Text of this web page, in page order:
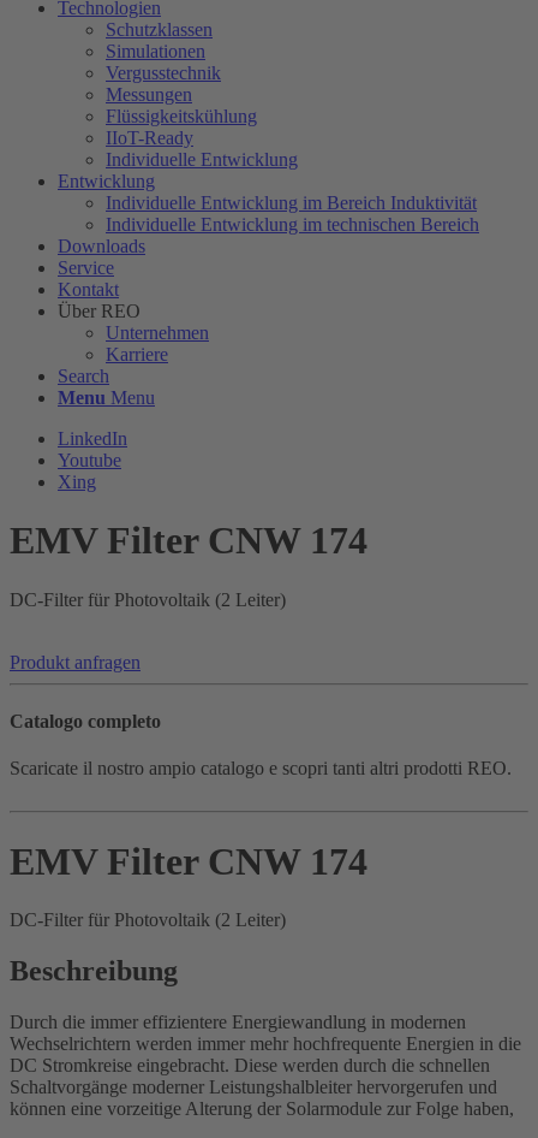
Technologien
Schutzklassen
Simulationen
Vergusstechnik
Messungen
Flüssigkeitskühlung
IIoT-Ready
Individuelle Entwicklung
Entwicklung
Individuelle Entwicklung im Bereich Induktivität
Individuelle Entwicklung im technischen Bereich
Downloads
Service
Kontakt
Über REO
Unternehmen
Karriere
Search
Menu Menu
LinkedIn
Youtube
Xing
EMV Filter CNW 174
DC-Filter für Photovoltaik (2 Leiter)
Produkt anfragen
Catalogo completo
Scaricate il nostro ampio catalogo e scopri tanti altri prodotti REO.
EMV Filter CNW 174
DC-Filter für Photovoltaik (2 Leiter)
Beschreibung
Durch die immer effizientere Energiewandlung in modernen
Wechselrichtern werden immer mehr hochfrequente Energien in die
DC Stromkreise eingebracht. Diese werden durch die schnellen
Schaltvorgänge moderner Leistungshalbleiter hervorgerufen und
können eine vorzeitige Alterung der Solarmodule zur Folge haben,